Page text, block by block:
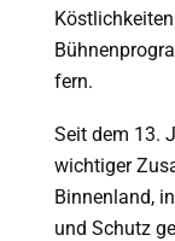
fern.
Seit dem 13.
wichtiger
Binnenland,
und Schutz